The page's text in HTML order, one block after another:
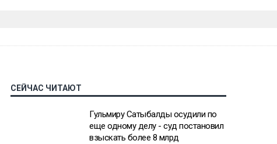
СЕЙЧАС ЧИТАЮТ
Гульмиру Сатыбалды осудили по
еще одному делу - суд постановил
взыскать более 8 млрд